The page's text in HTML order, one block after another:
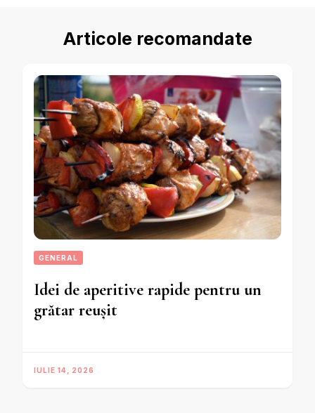
Articole recomandate
GENERAL
Idei de aperitive rapide pentru un
grătar reușit
IULIE 14, 2026